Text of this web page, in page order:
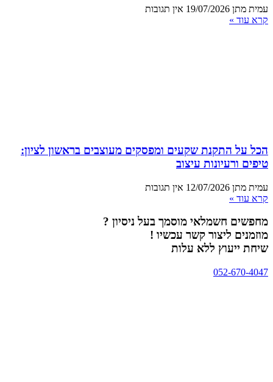
עמית מתן 19/07/2026 אין תגובות
קרא עוד »
הכל על התקנת שקעים ומפסקים מעוצבים בראשון לציון:
טיפים ורעיונות עיצוב
עמית מתן 12/07/2026 אין תגובות
קרא עוד »
מחפשים חשמלאי מוסמך בעל ניסיון ?
מוזמנים ליצור קשר עכשיו !
שיחת ייעוץ ללא עלות
052-670-4047